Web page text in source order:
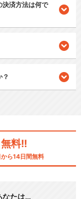
決済方法は何で
料!!
ら14日間無料
なたは…